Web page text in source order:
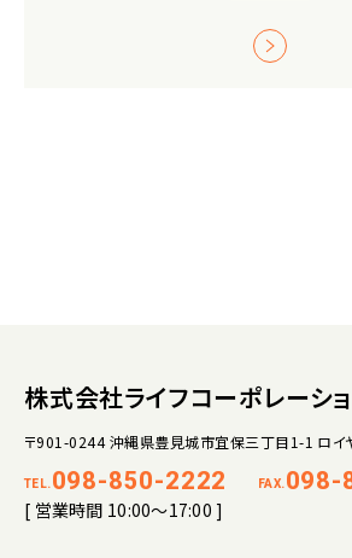
株式会社ライフコーポレーシ
〒901-0244 沖縄県豊見城市宜保三丁目1-1 ロイ
TEL. 098-850-2222 FAX. 098-
[ 営業時間 10:00～17:00 ]